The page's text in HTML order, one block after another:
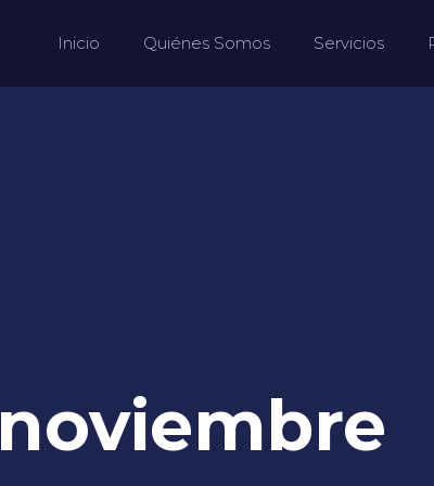
Inicio Quiénes Somos Servicios
noviembre